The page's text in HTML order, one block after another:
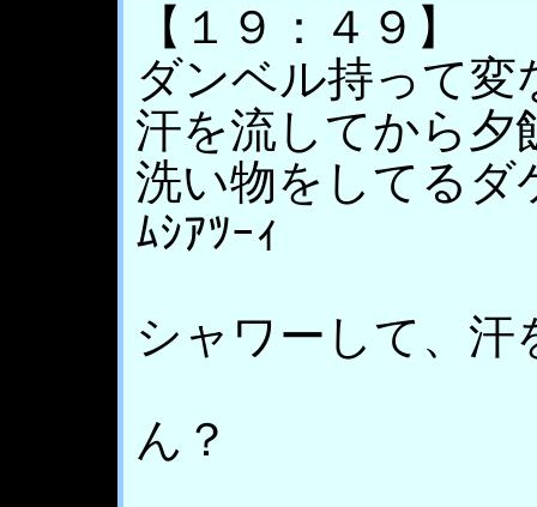
【１９：４９】
ダンベル持って
汗を流してから夕
洗い物をしてる
ﾑｼｱﾂｰｨ
シャワーして、汗
ん？